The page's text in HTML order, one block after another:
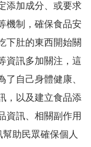
添加成分、或要求
機制，確保食品安
下肚的東西開始關
資訊多加關注，這
自己身體健康、
，以及建立食品添
資訊、相關副作用
助民眾確保個人